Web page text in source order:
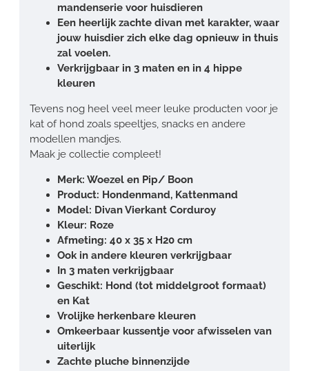
mandenserie voor huisdieren
Een heerlijk zachte divan met karakter, waar
jouw huisdier zich elke dag opnieuw in thuis
zal voelen.
Verkrijgbaar in 3 maten en in 4 hippe
kleuren
Tevens nog heel veel meer leuke producten voor je
kat of hond zoals speeltjes, snacks en andere
modellen mandjes.
Maak je collectie compleet!
Merk: Woezel en Pip/ Boon
Product: Hondenmand, Kattenmand
Model: Divan Vierkant Corduroy
Kleur: Roze
Afmeting: 40 x 35 x H20 cm
Ook in andere kleuren verkrijgbaar
In 3 maten verkrijgbaar
Geschikt: Hond (tot middelgroot formaat)
en Kat
Vrolijke herkenbare kleuren
Omkeerbaar kussentje voor afwisselen van
uiterlijk
Zachte pluche binnenzijde